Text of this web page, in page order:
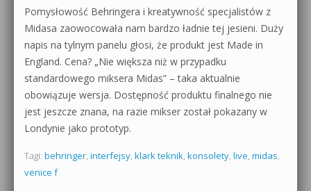
Pomysłowość Behringera i kreatywność specjalistów z
Midasa zaowocowała nam bardzo ładnie tej jesieni. Duży
napis na tylnym panelu głosi, że produkt jest Made in
England. Cena? „Nie większa niż w przypadku
standardowego miksera Midas” – taka aktualnie
obowiązuje wersja. Dostępność produktu finalnego nie
jest jeszcze znana, na razie mikser został pokazany w
Londynie jako prototyp.
Tagi: behringer, interfejsy, klark teknik, konsolety, live, midas,
venice f